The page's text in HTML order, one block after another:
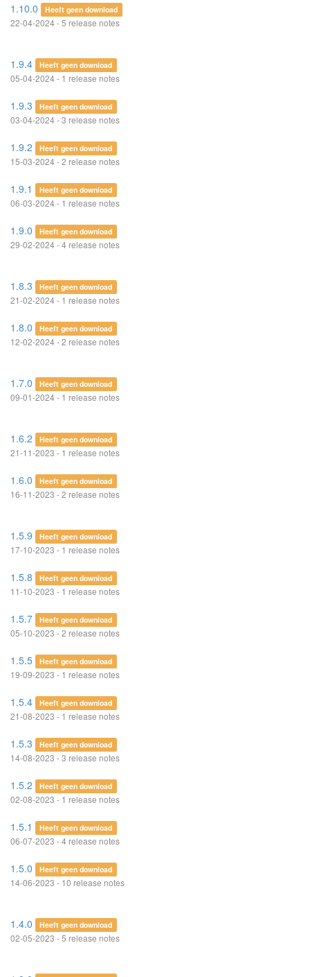
1.10.0 Heeft geen download
22-04-2024 - 5 release notes
1.9.4 Heeft geen download
05-04-2024 - 1 release notes
1.9.3 Heeft geen download
03-04-2024 - 3 release notes
1.9.2 Heeft geen download
15-03-2024 - 2 release notes
1.9.1 Heeft geen download
06-03-2024 - 1 release notes
1.9.0 Heeft geen download
29-02-2024 - 4 release notes
1.8.3 Heeft geen download
21-02-2024 - 1 release notes
1.8.0 Heeft geen download
12-02-2024 - 2 release notes
1.7.0 Heeft geen download
09-01-2024 - 1 release notes
1.6.2 Heeft geen download
21-11-2023 - 1 release notes
1.6.0 Heeft geen download
16-11-2023 - 2 release notes
1.5.9 Heeft geen download
17-10-2023 - 1 release notes
1.5.8 Heeft geen download
11-10-2023 - 1 release notes
1.5.7 Heeft geen download
05-10-2023 - 2 release notes
1.5.5 Heeft geen download
19-09-2023 - 1 release notes
1.5.4 Heeft geen download
21-08-2023 - 1 release notes
1.5.3 Heeft geen download
14-08-2023 - 3 release notes
1.5.2 Heeft geen download
02-08-2023 - 1 release notes
1.5.1 Heeft geen download
06-07-2023 - 4 release notes
1.5.0 Heeft geen download
14-06-2023 - 10 release notes
1.4.0 Heeft geen download
02-05-2023 - 5 release notes